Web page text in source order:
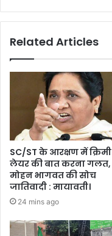
Related Articles
SC/ST के आरक्षण में क्रिमी
लेयर की बात करना गलत,
मोहन भागवत की सोच
जातिवादी : मायावती।
24 mins ago